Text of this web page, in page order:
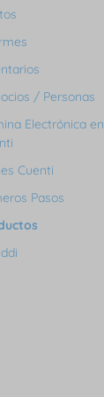
/ Personas
Electrónica en
Cuenti
Pasos